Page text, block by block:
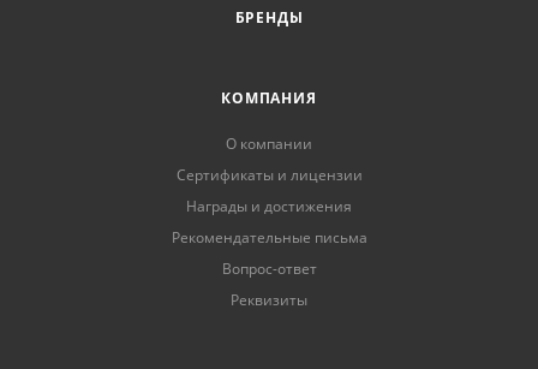
БРЕНДЫ
КОМПАНИЯ
О компании
Сертификаты и лицензии
Награды и достижения
Рекомендательные письма
Вопрос-ответ
Реквизиты